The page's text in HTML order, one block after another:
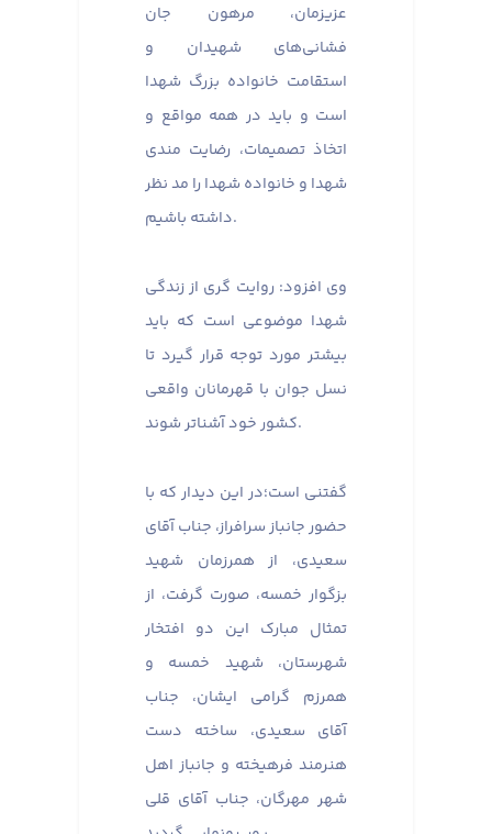
عزیزمان، مرهون جان
فشانی‌های شهیدان و
استقامت خانواده بزرگ شهدا
است و باید در همه مواقع و
اتخاذ تصمیمات، رضایت مندی
شهدا و خانواده شهدا را مد نظر
داشته باشیم.
وی افزود: روایت گری از زندگی
شهدا موضوعی است که باید
بیشتر مورد توجه قرار گیرد تا
نسل جوان با قهرمانان واقعی
کشور خود آشناتر شوند. ​​​​​​​
گفتنی است؛در این دیدار که با
حضور جانباز سرافراز، جناب آقای
سعیدی، از همرزمان شهید
بزگوار خمسه، صورت گرفت، از
تمثال مبارک این دو افتخار
شهرستان، شهید خمسه و
همرزم گرامی‌ ایشان، جناب
آقای سعیدی، ساخته دست
هنرمند فرهیخته و جانباز اهل
شهر مهرگان، جناب آقای قلی